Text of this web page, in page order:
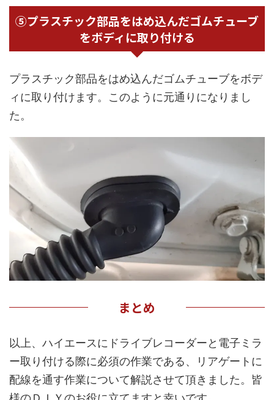
⑤プラスチック部品をはめ込んだゴムチューブ
をボディに取り付ける
プラスチック部品をはめ込んだゴムチューブをボデ
ィに取り付けます。このように元通りになりまし
た。
まとめ
以上、ハイエースにドライブレコーダーと電子ミラ
ー取り付ける際に必須の作業である、リアゲートに
配線を通す作業について解説させて頂きました。皆